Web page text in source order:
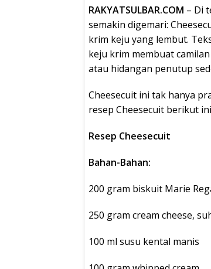
RAKYATSULBAR.COM – Di
semakin digemari:
krim keju yang lembut.
keju krim membuat
atau hidangan penutup
Cheesecuit ini tak hanya
resep Cheesecuit berikut
Resep Cheesecuit
Bahan-Bahan:
200 gram biskuit Marie
250 gram cream cheese,
100 ml susu kental manis